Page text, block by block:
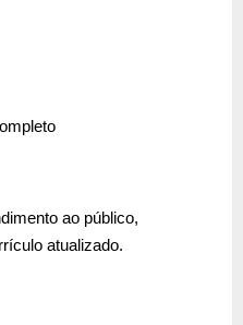
ao público,
atualizado.